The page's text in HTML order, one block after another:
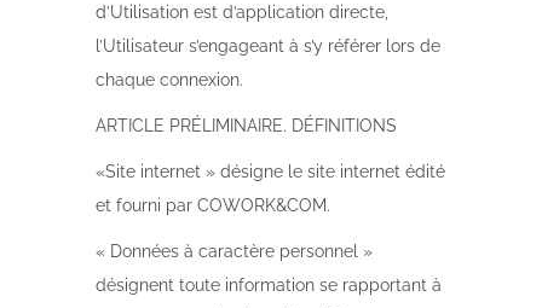
d’Utilisation est d’application directe,
l’Utilisateur s’engageant à s’y référer lors de
chaque connexion.
ARTICLE PRÉLIMINAIRE. DÉFINITIONS
«Site internet » désigne le site internet édité
et fourni par COWORK&COM.
« Données à caractère personnel »
désignent toute information se rapportant à